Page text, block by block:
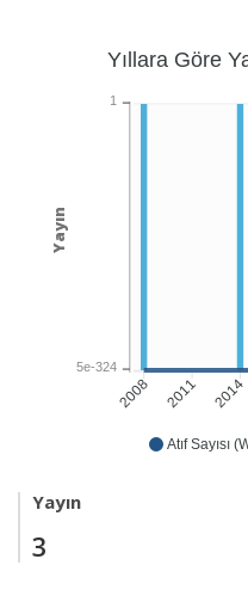
Atıf Sayısı
2008 2011 2014
Yıllara Göre
1
5e-324
Yayın
Yayın
3